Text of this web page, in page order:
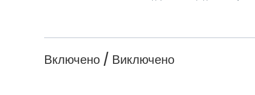
Включено / Виключено